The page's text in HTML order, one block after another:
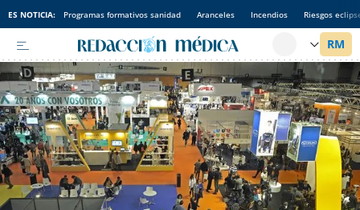
ES NOTICIA: Programas formativos sanidad Aranceles Incendios Riesgos